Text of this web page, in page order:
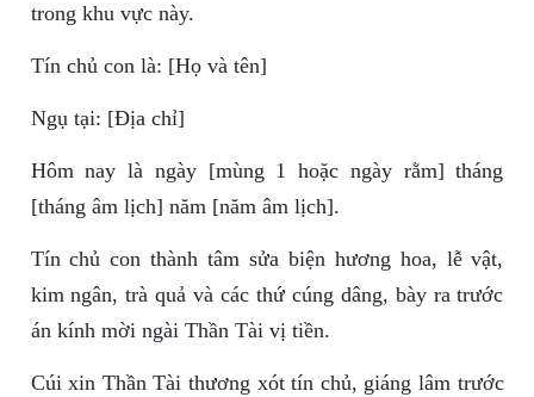
trong khu vực này.
Tín chủ con là: [Họ và tên]
Ngụ tại: [Địa chỉ]
Hôm nay là ngày [mùng 1 hoặc ngày rằm] tháng
[tháng âm lịch] năm [năm âm lịch].
Tín chủ con thành tâm sửa biện hương hoa, lễ vật,
kim ngân, trà quả và các thứ cúng dâng, bày ra trước
án kính mời ngài Thần Tài vị tiền.
Cúi xin Thần Tài thương xót tín chủ, giáng lâm trước